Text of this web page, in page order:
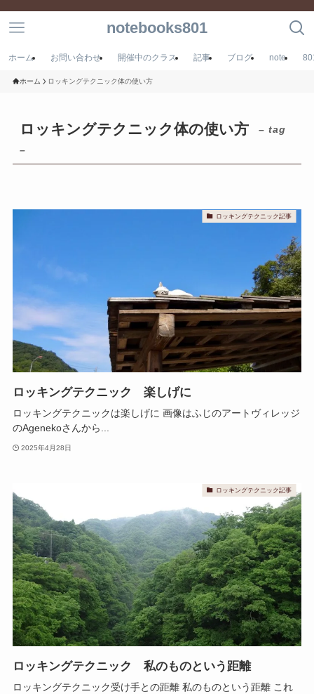
notebooks801
ホーム お問い合わせ 開催中のクラス 記事 ブログ note
ホーム ロッキングテクニック体の使い方
ロッキングテクニック体の使い方
– tag
–
ロッキングテクニック記事
ロッキングテクニック 楽しげに
ロッキングテクニックは楽しげに 画像はふじのアートヴィレッジ
のAgenekoさんから...
2025年4月28日
ロッキングテクニック記事
ロッキングテクニック 私のものという距離
ロッキングテクニック受け手との距離 私のものという距離 これ